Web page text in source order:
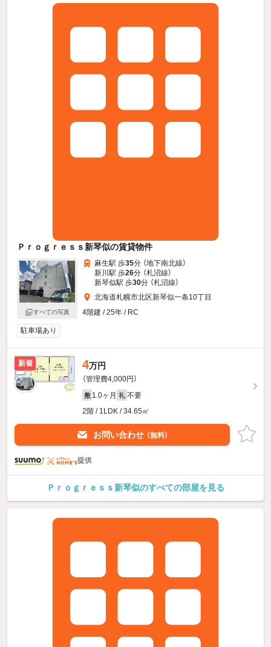
Ｐｒｏｇｒｅｓｓ新琴似の賃貸物件
すべての写真
麻生駅 歩35分 （地下南北線）
新川駅 歩26分 （札沼線）
新琴似駅 歩30分 （札沼線）
北海道札幌市北区新琴似一条10丁目
4階建 / 25年 / RC
駐車場あり
新着 4万円
（管理費4,000円）
敷 1.0ヶ月 礼 不要
2階 / 1LDK / 34.65㎡
お問い合わせ （無料）
提供
Ｐｒｏｇｒｅｓｓ新琴似のすべての部屋を見る